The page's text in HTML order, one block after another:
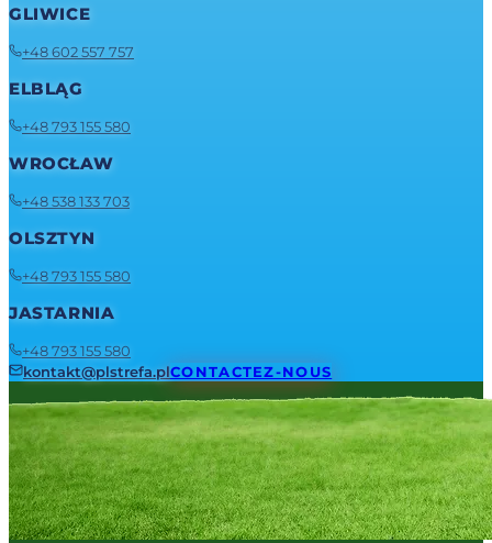
GLIWICE
+48 602 557 757
ELBLĄG
+48 793 155 580
WROCŁAW
+48 538 133 703
OLSZTYN
+48 793 155 580
JASTARNIA
+48 793 155 580
kontakt@plstrefa.plCONTACTEZ-NOUS